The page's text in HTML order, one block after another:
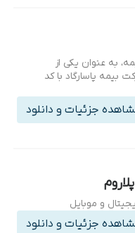
به عنوان یکی از
بیمه پاسارگاد با کد
جزئیات و دانلود
و موبایل
جزئیات و دانلود